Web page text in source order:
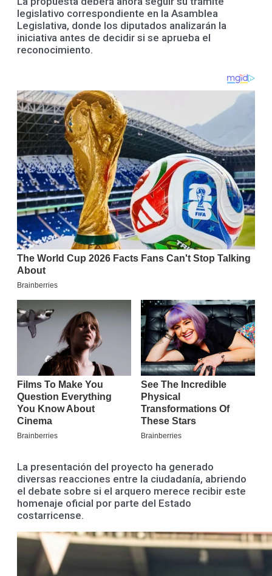
legislativo correspondiente en la Asamblea
Legislativa, donde los diputados analizarán la
iniciativa antes de decidir si se aprueba el
reconocimiento.
La presentación del proyecto ha generado
diversas reacciones entre la ciudadanía, abriendo
el debate sobre si el arquero merece recibir este
homenaje oficial por parte del Estado
costarricense.